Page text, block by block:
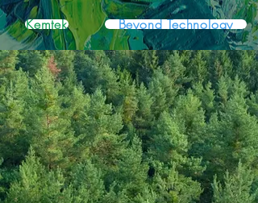
Kemtek Beyond Technology